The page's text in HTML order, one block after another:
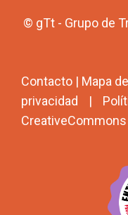
© gTt - Grupo de
Contacto | Mapa
privacidad |
CreativeCommons